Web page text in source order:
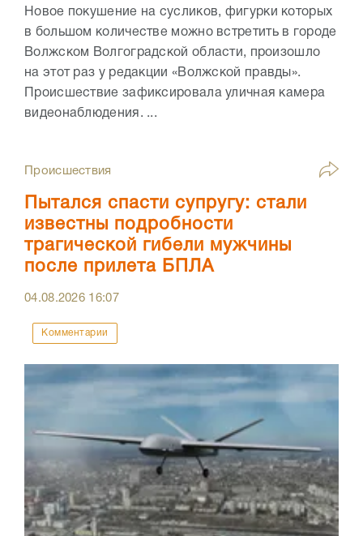
Новое покушение на сусликов, фигурки которых
в большом количестве можно встретить в городе
Волжском Волгоградской области, произошло
на этот раз у редакции «Волжской правды».
Происшествие зафиксировала уличная камера
видеонаблюдения. ...
Происшествия
Пытался спасти супругу: стали
известны подробности
трагической гибели мужчины
после прилета БПЛА
04.08.2026 16:07
Комментарии